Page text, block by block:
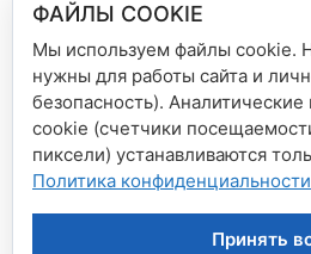
Подробности о системе
Рубрики
Новости сети магазинов
Больше скидок для
карт!
Поздравляем с Днем
ФАЙЛЫ COOKIE
Мы используем файлы cookie.
нужны для работы сайта и
безопасность).
cookie (счетчики
пиксели) устанавливаются
Политика
Принять